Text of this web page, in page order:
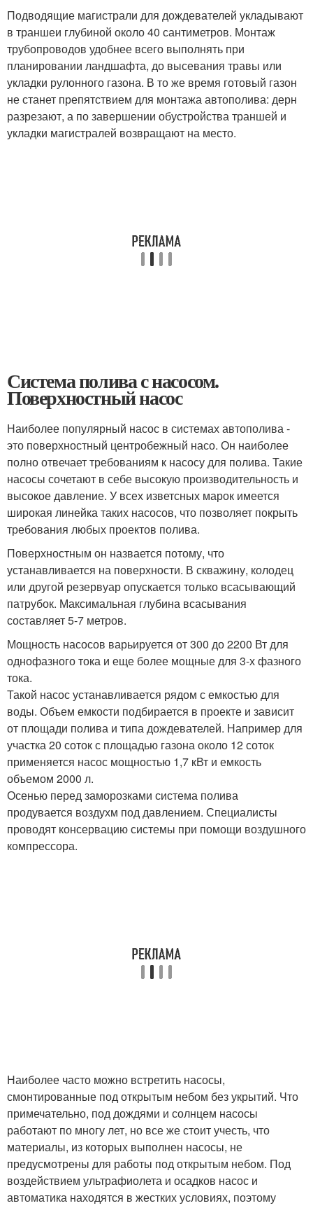
Подводящие магистрали для дождевателей укладывают
в траншеи глубиной около 40 сантиметров. Монтаж
трубопроводов удобнее всего выполнять при
планировании ландшафта, до высевания травы или
укладки рулонного газона. В то же время готовый газон
не станет препятствием для монтажа автополива: дерн
разрезают, а по завершении обустройства траншей и
укладки магистралей возвращают на место.
Система полива с насосом.
Поверхностный насос
Наиболее популярный насос в системах автополива -
это поверхностный центробежный насо. Он наиболее
полно отвечает требованиям к насосу для полива. Такие
насосы сочетают в себе высокую производительность и
высокое давление. У всех изветсных марок имеется
широкая линейка таких насосов, что позволяет покрыть
требования любых проектов полива.
Поверхностным он назвается потому, что
устанавливается на поверхности. В скважину, колодец
или другой резервуар опускается только всасывающий
патрубок. Максимальная глубина всасывания
составляет 5-7 метров.
Мощность насосов варьируется от 300 до 2200 Вт для
однофазного тока и еще более мощные для 3-х фазного
тока.
Такой насос устанавливается рядом с емкостью для
воды. Объем емкости подбирается в проекте и зависит
от площади полива и типа дождевателей. Например для
участка 20 соток с площадью газона около 12 соток
применяется насос мощностью 1,7 кВт и емкость
объемом 2000 л.
Осенью перед заморозками система полива
продувается воздухм под давлением. Специалисты
проводят консервацию системы при помощи воздушного
компрессора.
Наиболее часто можно встретить насосы,
смонтированные под открытым небом без укрытий. Что
примечательно, под дождями и солнцем насосы
работают по многу лет, но все же стоит учесть, что
материалы, из которых выполнен насосы, не
предусмотрены для работы под открытым небом. Под
воздействием ультрафиолета и осадков насос и
автоматика находятся в жестких условиях, поэтому